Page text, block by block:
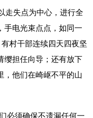
娱乐 时尚
书画 一带一路
化产业
失点为中心，进行全
手电光束点点，如同一
村干部连续四天四夜坚
缨担任向导；还有放下
，他们在崎岖不平的山
须确保不遗漏任何一